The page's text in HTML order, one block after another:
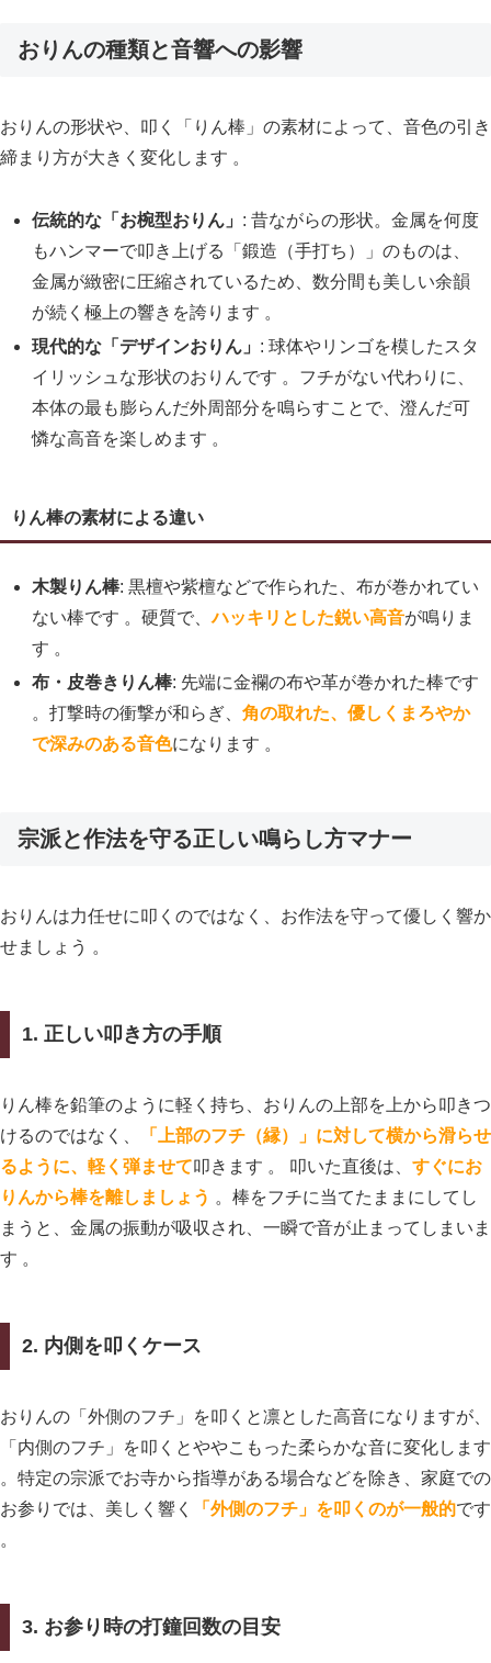
おりんの種類と音響への影響
おりんの形状や、叩く「りん棒」の素材によって、音色の引き
締まり方が大きく変化します 。
伝統的な「お椀型おりん」 : 昔ながらの形状。金属を何度
もハンマーで叩き上げる「鍛造（手打ち）」のものは、
金属が緻密に圧縮されているため、数分間も美しい余韻
が続く極上の響きを誇ります 。
現代的な「デザインおりん」 : 球体やリンゴを模したスタ
イリッシュな形状のおりんです 。フチがない代わりに、
本体の最も膨らんだ外周部分を鳴らすことで、澄んだ可
憐な高音を楽しめます 。
りん棒の素材による違い
木製りん棒: 黒檀や紫檀などで作られた、布が巻かれてい
ない棒です 。硬質で、ハッキリとした鋭い高音が鳴りま
す 。
布・皮巻きりん棒: 先端に金襴の布や革が巻かれた棒です
。打撃時の衝撃が和らぎ、角の取れた、優しくまろやか
で深みのある音色になります 。
宗派と作法を守る正しい鳴らし方マナー
おりんは力任せに叩くのではなく、お作法を守って優しく響か
せましょう 。
1. 正しい叩き方の手順
りん棒を鉛筆のように軽く持ち、おりんの上部を上から叩きつ
けるのではなく、
「上部のフチ（縁）」に対して横から滑らせ
るように、軽く弾ませて叩きます 。 叩いた直後は、 すぐにお
りんから棒を離しましょう 。棒をフチに当てたままにしてし
まうと、金属の振動が吸収され、一瞬で音が止まってしまいま
す 。
2. 内側を叩くケース
おりんの「外側のフチ」を叩くと凛とした高音になりますが、
「内側のフチ」を叩くとややこもった柔らかな音に変化します
。特定の宗派でお寺から指導がある場合などを除き、家庭での
お参りでは、美しく響く
「外側のフチ」を叩くのが一般的です
。
3. お参り時の打鐘回数の目安